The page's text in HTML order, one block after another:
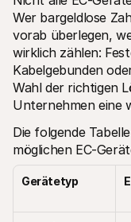
Wer bargeldlose
vorab überlegen,
wirklich zählen:
Kabelgebunden
Wahl der richtigen
Unternehmen eine
Die folgende
möglichen EC-
Gerätetyp